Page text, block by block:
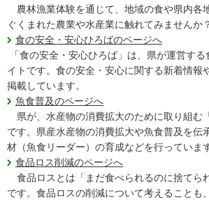
農林漁業体験を通じて、地域の食や県内各
ぐくまれた農業や水産業に触れてみませんか
食の安全・安心ひろばのページへ
「食の安全・安心ひろば」は、県が運営す
イトです。食の安全・安心に関する新着情報
掲載しています。
魚食普及のページへ
県が、水産物の消費拡大のために取り組む
です。県産水産物の消費拡大や魚食普及を伝
材（魚食リーダー）の育成などを行っています
食品ロス削減のページへ
食品ロスとは「まだ食べられるのに捨てら
です。食品ロスの削減について考えることも